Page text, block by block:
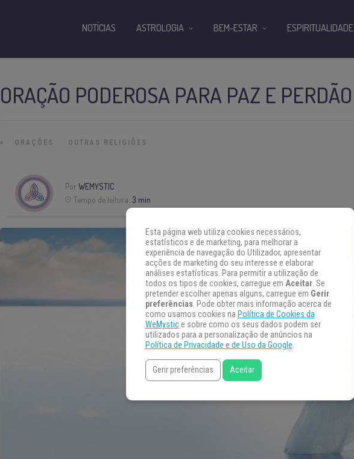
ORAÇÃO PODEROSA PARA PAZ E PERDÃO
» ORAÇÕES OUTRAS RELIGIÕES
PorWEMYSTIC
Tempo de leitura:3 min
NOTÍCIAS ASTROLOGIA BEM-ESTAR ESPIRITUALIDADE
Esta página web utiliza cookies necessários,
estatísticos e de marketing, para melhorar a
experiência de navegação do Utilizador, apresentar
acções de marketing do seu interesse e elaborar
análises estatísticas. Para permitir a utilização de
todos os tipos de cookies, carregue em Aceitar. Se
pretender escolher apenas alguns, carregue em Gerir
preferências. Pode obter mais informação acerca de
como usamos cookies na Política de Cookies da
WeMystice sobre como os seus dados podem ser
utilizados para a personalização de anúncios na
Política de Privacidade e de Uso da Google.
Gerir preferências Aceitar